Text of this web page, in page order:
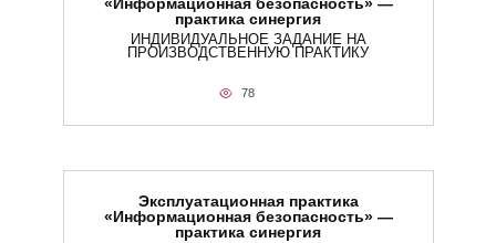
практика синергия
ИНДИВИДУАЛЬНОЕ ЗАДАНИЕ НА
ПРОИЗВОДСТВЕННУЮ ПРАКТИКУ
78
Эксплуатационная практика
«Информационная безопасность» —
практика синергия